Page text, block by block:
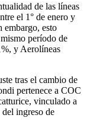
de las líneas
el 1° de enero y
embargo, esto
período de
y Aerolíneas
tras el cambio de
pertenece a COC
vinculado a
ingreso de